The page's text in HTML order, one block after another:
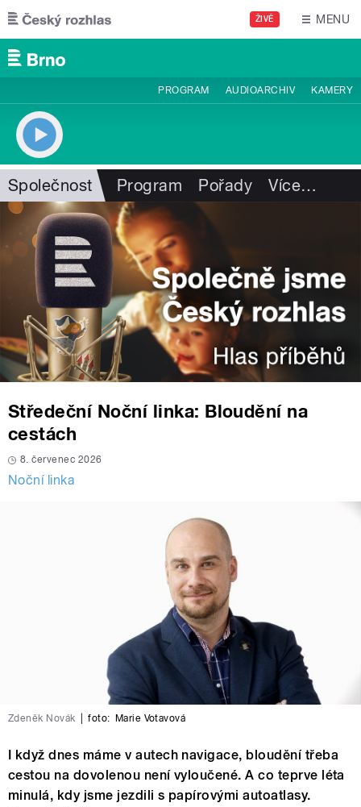
Přejít k hlavnímu obsahu
ŽIVĚ MENU
PROGRAM AUDIOARCHIV KAMERY
Společnost Program Pořady Více…
Středeční Noční linka: Bloudění na
cestách
8. červenec 2026
Noční linka
Zdeněk Novák foto: Marie Votavová
I když dnes máme v autech navigace, bloudění třeba
cestou na dovolenou není vyloučené. A co teprve léta
minulá, kdy jsme jezdili s papírovými autoatlasy.